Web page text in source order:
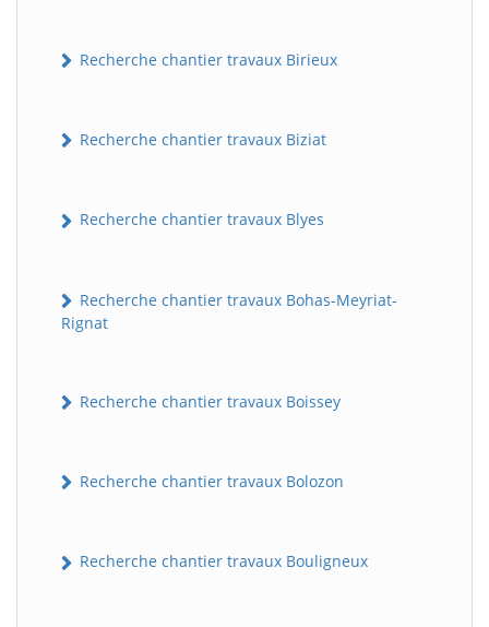
Recherche chantier travaux Birieux
Recherche chantier travaux Biziat
Recherche chantier travaux Blyes
Recherche chantier travaux Bohas-Meyriat-
Rignat
Recherche chantier travaux Boissey
Recherche chantier travaux Bolozon
Recherche chantier travaux Bouligneux